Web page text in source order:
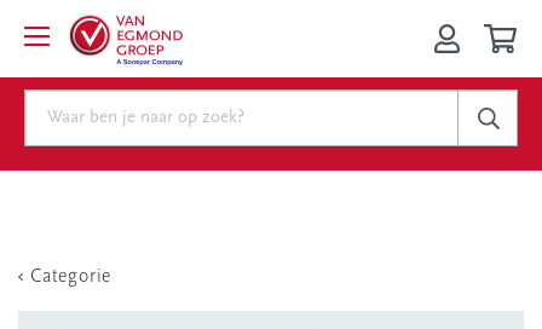
Categorie